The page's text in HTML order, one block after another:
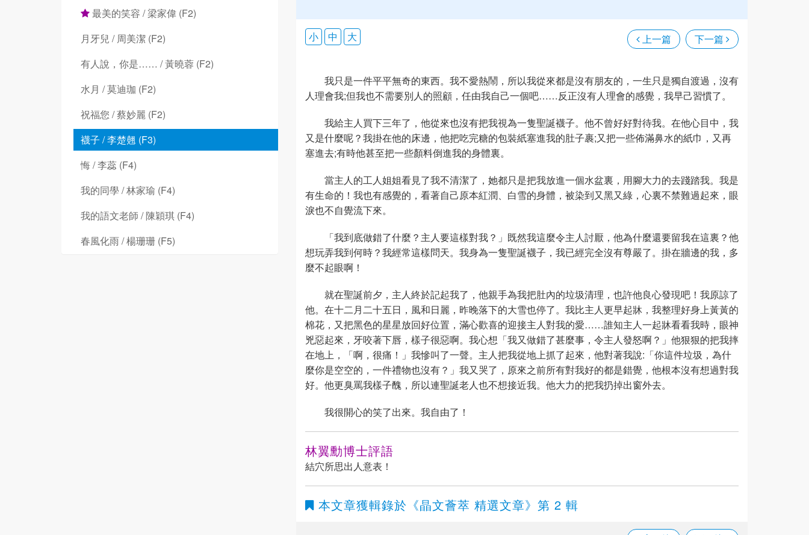
最美的笑容 / 梁家偉 (F2)
月牙兒 / 周美潔 (F2)
有人說，你是…… / 黃曉蓉 (F2)
水月 / 莫迪珈 (F2)
祝福您 / 蔡妙麗 (F2)
襪子 / 李楚翹 (F3)
悔 / 李蕊 (F4)
我的同學 / 林家瑜 (F4)
我的語文老師 / 陳穎琪 (F4)
春風化雨 / 楊珊珊 (F5)
上一篇 下一篇
小 中 大
我只是一件平平無奇的東西。我不愛熱鬧，所以我從來都是沒有朋友的，一生只是獨自渡過，沒有
人理會我;但我也不需要別人的照顧，任由我自己一個吧……反正沒有人理會的感覺，我早己習慣了。
我給主人買下三年了，他從來也沒有把我視為一隻聖誕襪子。他不曾好好對待我。在他心目中，我
又是什麼呢？我掛在他的床邊，他把吃完糖的包裝紙塞進我的肚子裹;又把一些佈滿鼻水的紙巾，又再
塞進去;有時他甚至把一些顏料倒進我的身體裏。
當主人的工人姐姐看見了我不清潔了，她都只是把我放進一個水盆裏，用腳大力的去踐踏我。我是
有生命的！我也有感覺的，看著自己原本紅潤、白雪的身體，被染到又黑又綠，心裏不禁難過起來，眼
淚也不自覺流下來。
「我到底做錯了什麼？主人要這樣對我？」既然我這麼令主人討厭，他為什麼還要留我在這裏？他
想玩弄我到何時？我經常這樣問天。我身為一隻聖誕襪子，我已經完全沒有尊嚴了。掛在牆邊的我，多
麼不起眼啊！
就在聖誕前夕，主人終於記起我了，他親手為我把肚內的垃圾清理，也許他良心發現吧！我原諒了
他。在十二月二十五日，風和日麗，昨晚落下的大雪也停了。我比主人更早起牀，我整理好身上黃黃的
棉花，又把黑色的星星放回好位置，滿心歡喜的迎接主人對我的愛……誰知主人一起牀看看我時，眼神
兇惡起來，牙咬著下唇，樣子很惡啊。我心想「我又做錯了甚麼事，令主人發怒啊？」他狠狠的把我摔
在地上，「啊，很痛！」我慘叫了一聲。主人把我從地上抓了起來，他對著我說:「你這件垃圾，為什
麼你是空空的，一件禮物也沒有？」我又哭了，原來之前所有對我好的都是錯覺，他根本沒有想過對我
好。他更臭罵我樣子醜，所以連聖誕老人也不想接近我。他大力的把我扔掉出窗外去。
我很開心的笑了出來。我自由了！
林翼勳博士評語
結穴所思出人意表！
本文章獲輯錄於 《晶文薈萃 精選文章》 第 2 輯